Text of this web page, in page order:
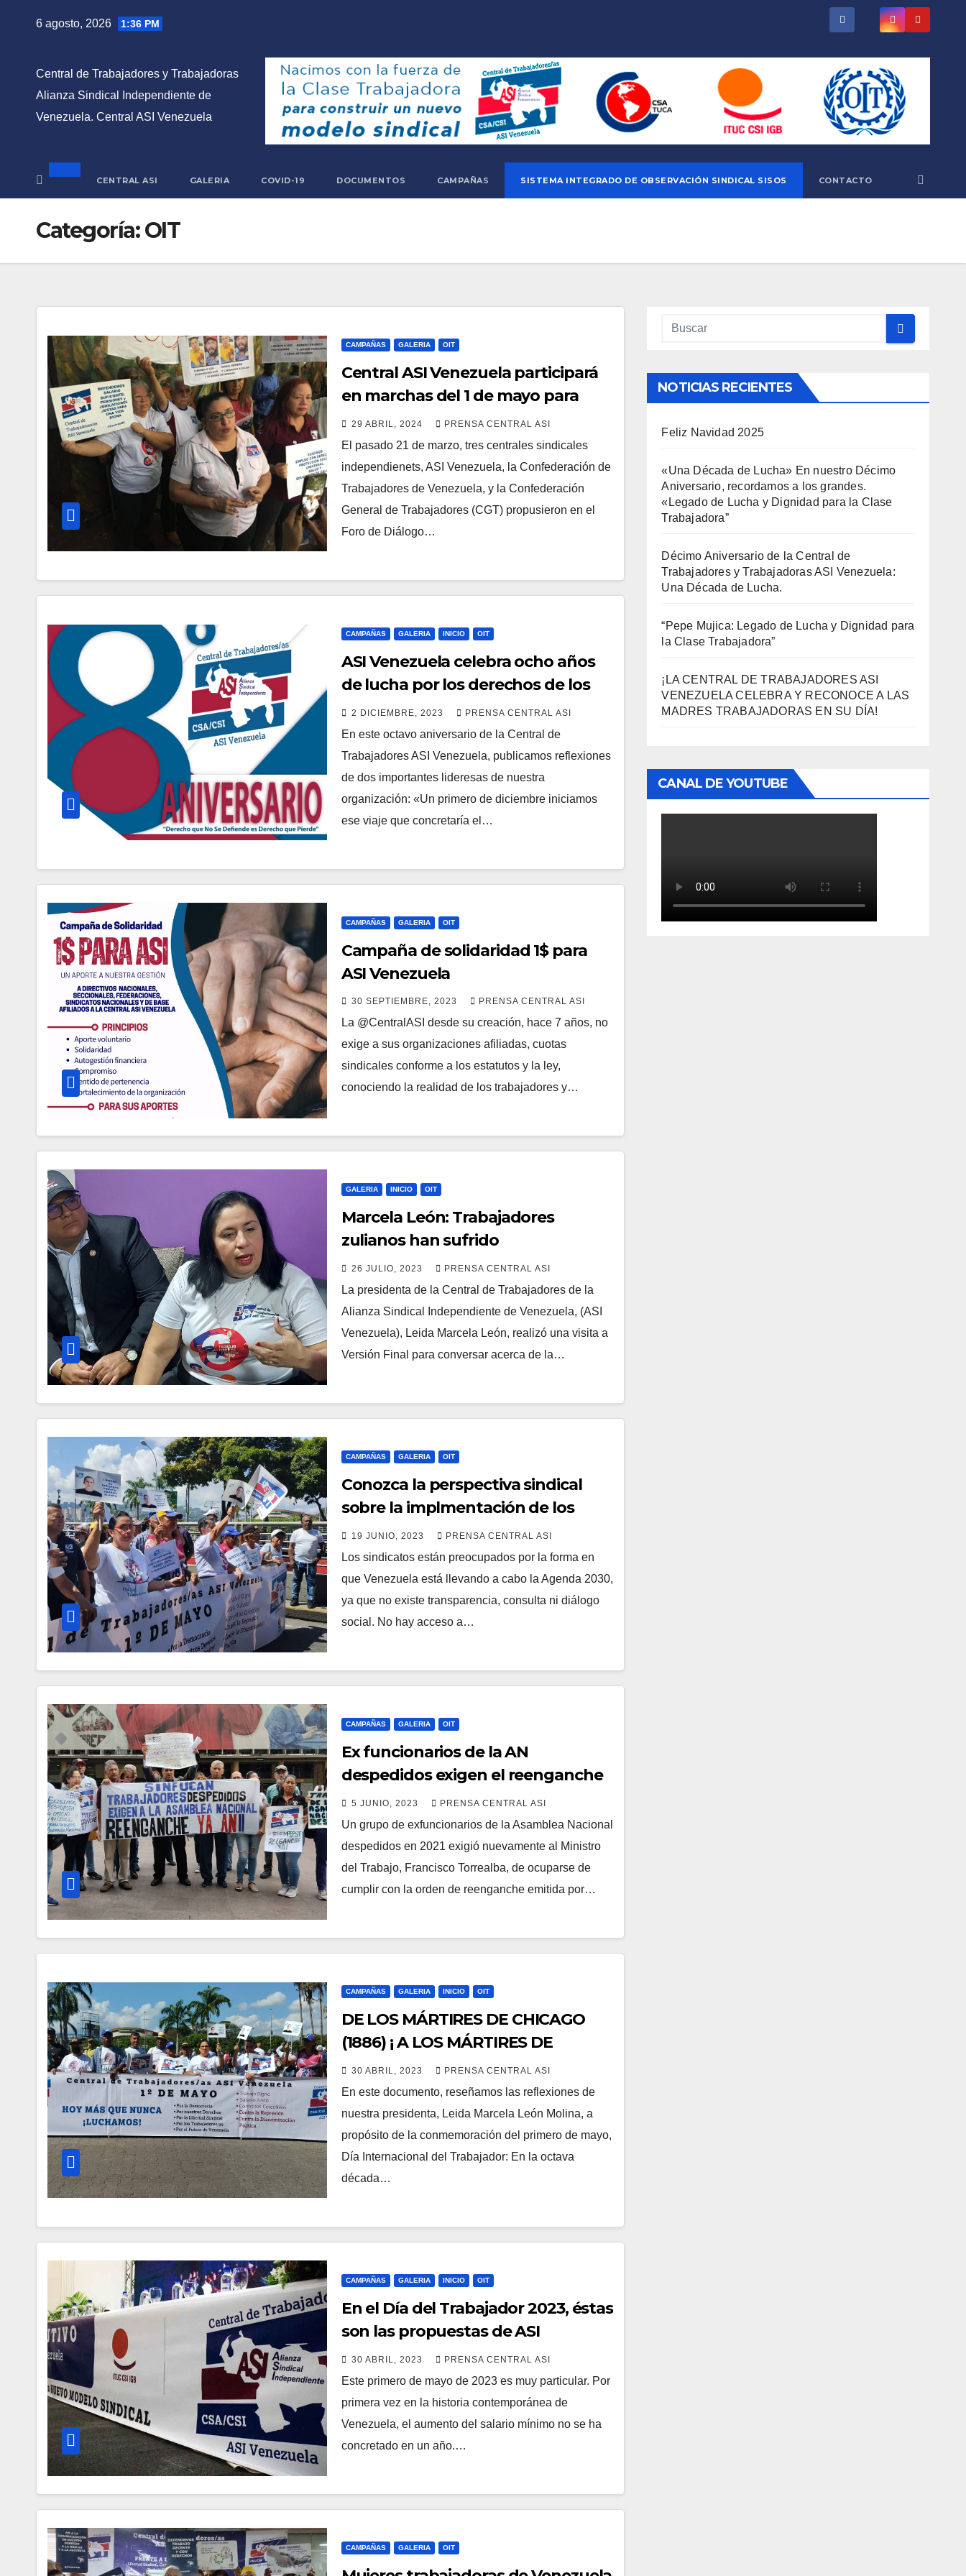
6 agosto, 2026 1:36 PM
Central de Trabajadores y Trabajadoras
Alianza Sindical Independiente de
Venezuela. Central ASI Venezuela
CENTRAL ASI GALERIA COVID-19 DOCUMENTOS CAMPAÑAS SISTEMA INTEGRADO DE OBSERVACIÓN SINDICAL SISOS CONTACTO
Categoría:OIT
CAMPAÑAS GALERIA OIT
Central ASI Venezuela participará
en marchas del 1 de mayo para
exigir aumento salarial
29 ABRIL, 2024 PRENSA CENTRAL ASI
El pasado 21 de marzo, tres centrales sindicales
independienets, ASI Venezuela, la Confederación de
Trabajadores de Venezuela, y la Confederación
General de Trabajadores (CGT) propusieron en el
Foro de Diálogo…
CAMPAÑAS GALERIA INICIO OIT
ASI Venezuela celebra ocho años
de lucha por los derechos de los
trabajadores
2 DICIEMBRE, 2023 PRENSA CENTRAL ASI
En este octavo aniversario de la Central de
Trabajadores ASI Venezuela, publicamos reflexiones
de dos importantes lideresas de nuestra
organización: «Un primero de diciembre iniciamos
ese viaje que concretaría el…
CAMPAÑAS GALERIA OIT
Campaña de solidaridad 1$ para
ASI Venezuela
30 SEPTIEMBRE, 2023 PRENSA CENTRAL ASI
La @CentralASI desde su creación, hace 7 años, no
exige a sus organizaciones afiliadas, cuotas
sindicales conforme a los estatutos y la ley,
conociendo la realidad de los trabajadores y…
GALERIA INICIO OIT
Marcela León: Trabajadores
zulianos han sufrido
económicamente pero sobrellevan
las dificultades
26 JULIO, 2023 PRENSA CENTRAL ASI
La presidenta de la Central de Trabajadores de la
Alianza Sindical Independiente de Venezuela, (ASI
Venezuela), Leida Marcela León, realizó una visita a
Versión Final para conversar acerca de la…
CAMPAÑAS GALERIA OIT
Conozca la perspectiva sindical
sobre la implmentación de los
Objetivos de Desarrollo Sostenible
en Venezuela
19 JUNIO, 2023 PRENSA CENTRAL ASI
Los sindicatos están preocupados por la forma en
que Venezuela está llevando a cabo la Agenda 2030,
ya que no existe transparencia, consulta ni diálogo
social. No hay acceso a…
CAMPAÑAS GALERIA OIT
Ex funcionarios de la AN
despedidos exigen el reenganche
aprobado el 24.02.2022 por Min
Trabajo
5 JUNIO, 2023 PRENSA CENTRAL ASI
Un grupo de exfuncionarios de la Asamblea Nacional
despedidos en 2021 exigió nuevamente al Ministro
del Trabajo, Francisco Torrealba, de ocuparse de
cumplir con la orden de reenganche emitida por…
CAMPAÑAS GALERIA INICIO OIT
DE LOS MÁRTIRES DE CHICAGO
(1886) ¡ A LOS MÁRTIRES DE
VENEZUELA (2023) ¡ ¿Qué ha
cambiado?
30 ABRIL, 2023 PRENSA CENTRAL ASI
En este documento, reseñamos las reflexiones de
nuestra presidenta, Leida Marcela León Molina, a
propósito de la conmemoración del primero de mayo,
Día Internacional del Trabajador: En la octava
década…
CAMPAÑAS GALERIA INICIO OIT
En el Día del Trabajador 2023, éstas
son las propuestas de ASI
Venezuela
30 ABRIL, 2023 PRENSA CENTRAL ASI
Este primero de mayo de 2023 es muy particular. Por
primera vez en la historia contemporánea de
Venezuela, el aumento del salario mínimo no se ha
concretado en un año.…
CAMPAÑAS GALERIA OIT
NOTICIAS RECIENTES
Feliz Navidad 2025
«Una Década de Lucha» En nuestro Décimo
Aniversario, recordamos a los grandes.
«Legado de Lucha y Dignidad para la Clase
Trabajadora”
Décimo Aniversario de la Central de
Trabajadores y Trabajadoras ASI Venezuela:
Una Década de Lucha.
“Pepe Mujica: Legado de Lucha y Dignidad para
la Clase Trabajadora”
¡LA CENTRAL DE TRABAJADORES ASI
VENEZUELA CELEBRA Y RECONOCE A LAS
MADRES TRABAJADORAS EN SU DÍA!
CANAL DE YOUTUBE